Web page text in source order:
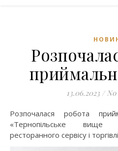
13.06.2023 /
Розпочалася робота приймальної комісії ДПТНЗ
«Тернопільське вище
ресторанного сервісу і